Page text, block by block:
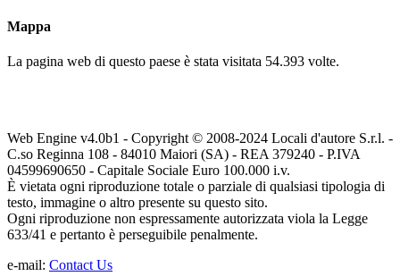
Mappa
La pagina web di questo paese è stata visitata 54.393 volte.
Web Engine v4.0b1 - Copyright © 2008-2024 Locali d'autore S.r.l. -
C.so Reginna 108 - 84010 Maiori (SA) - REA 379240 - P.IVA
04599690650 - Capitale Sociale Euro 100.000 i.v.
È vietata ogni riproduzione totale o parziale di qualsiasi tipologia di
testo, immagine o altro presente su questo sito.
Ogni riproduzione non espressamente autorizzata viola la Legge
633/41 e pertanto è perseguibile penalmente.
e-mail: Contact Us